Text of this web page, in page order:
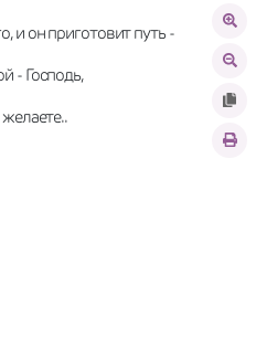
и он приготовит путь -
- Господь,